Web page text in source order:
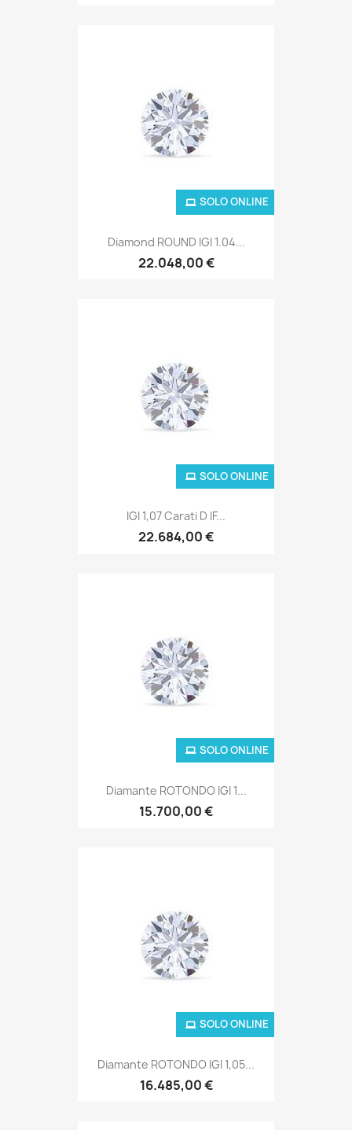
Diamond ROUND IGI 1.04...
22.048,00 €
SOLO ONLINE
IGI 1,07 Carati D IF...
22.684,00 €
SOLO ONLINE
Diamante ROTONDO IGI 1...
15.700,00 €
SOLO ONLINE
Diamante ROTONDO IGI 1,05...
16.485,00 €
SOLO ONLINE